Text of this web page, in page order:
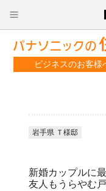
ビジネスのお客様
岩手県 Ｔ様邸
新婚カップルに
友人もうらやむ